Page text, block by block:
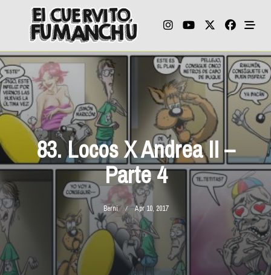
content
83. Locos X Andrea II –
Parte 4
Berni Apr 10, 2017